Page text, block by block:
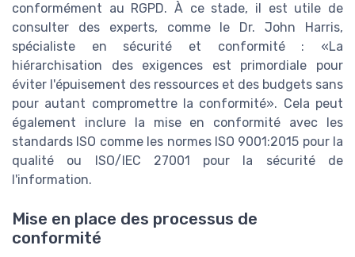
conformément au RGPD. À ce stade, il est utile de
consulter des experts, comme le Dr. John Harris,
spécialiste en sécurité et conformité : «La
hiérarchisation des exigences est primordiale pour
éviter l'épuisement des ressources et des budgets sans
pour autant compromettre la conformité». Cela peut
également inclure la mise en conformité avec les
standards ISO comme les normes ISO 9001:2015 pour la
qualité ou ISO/IEC 27001 pour la sécurité de
l'information.
Mise en place des processus de
conformité